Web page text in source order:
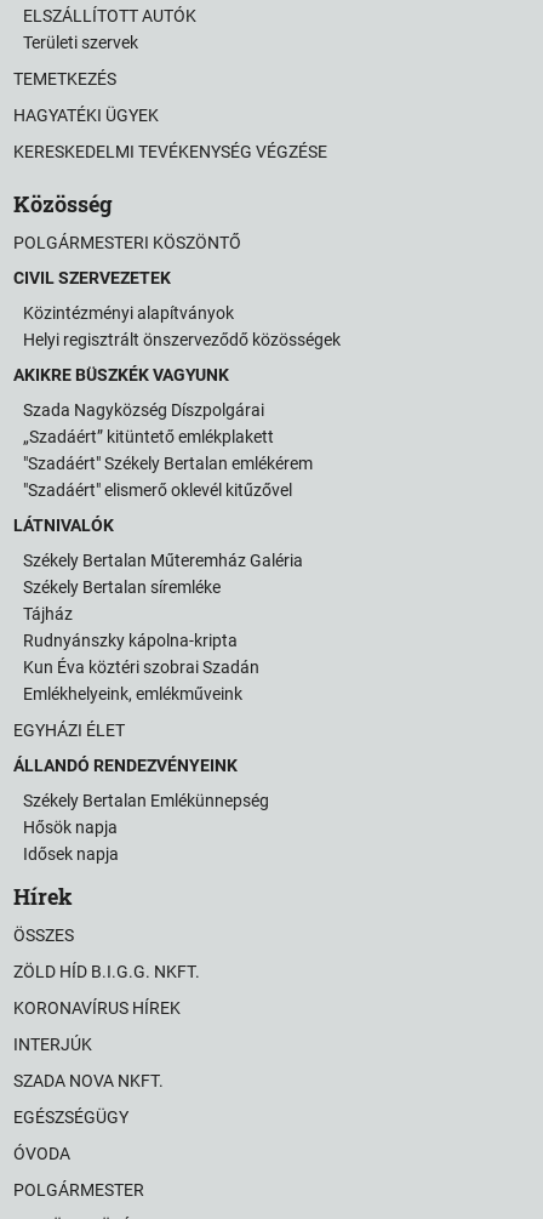
ELSZÁLLÍTOTT AUTÓK
Területi szervek
TEMETKEZÉS
HAGYATÉKI ÜGYEK
KERESKEDELMI TEVÉKENYSÉG VÉGZÉSE
Közösség
POLGÁRMESTERI KÖSZÖNTŐ
CIVIL SZERVEZETEK
Közintézményi alapítványok
Helyi regisztrált önszerveződő közösségek
AKIKRE BÜSZKÉK VAGYUNK
Szada Nagyközség Díszpolgárai
„Szadáért” kitüntető emlékplakett
"Szadáért" Székely Bertalan emlékérem
"Szadáért" elismerő oklevél kitűzővel
LÁTNIVALÓK
Székely Bertalan Műteremház Galéria
Székely Bertalan síremléke
Tájház
Rudnyánszky kápolna-kripta
Kun Éva köztéri szobrai Szadán
Emlékhelyeink, emlékműveink
EGYHÁZI ÉLET
ÁLLANDÓ RENDEZVÉNYEINK
Székely Bertalan Emlékünnepség
Hősök napja
Idősek napja
Hírek
ÖSSZES
ZÖLD HÍD B.I.G.G. NKFT.
KORONAVÍRUS HÍREK
INTERJÚK
SZADA NOVA NKFT.
EGÉSZSÉGÜGY
ÓVODA
POLGÁRMESTER